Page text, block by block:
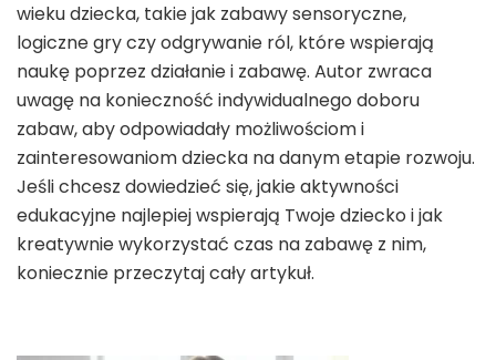
wieku dziecka, takie jak zabawy sensoryczne,
logiczne gry czy odgrywanie ról, które wspierają
naukę poprzez działanie i zabawę. Autor zwraca
uwagę na konieczność indywidualnego doboru
zabaw, aby odpowiadały możliwościom i
zainteresowaniom dziecka na danym etapie rozwoju.
Jeśli chcesz dowiedzieć się, jakie aktywności
edukacyjne najlepiej wspierają Twoje dziecko i jak
kreatywnie wykorzystać czas na zabawę z nim,
koniecznie przeczytaj cały artykuł.